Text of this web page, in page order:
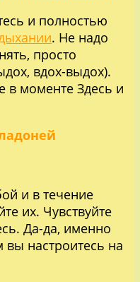
и полностью
. Не надо
просто
вдох-выдох).
в моменте Здесь и
и в течение
их. Чувствуйте
Да-да, именно
настроитесь на